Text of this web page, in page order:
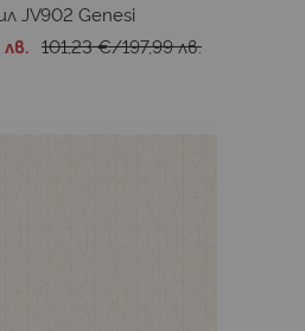
JV902 Genesi
101,23 €/197,99 лв.